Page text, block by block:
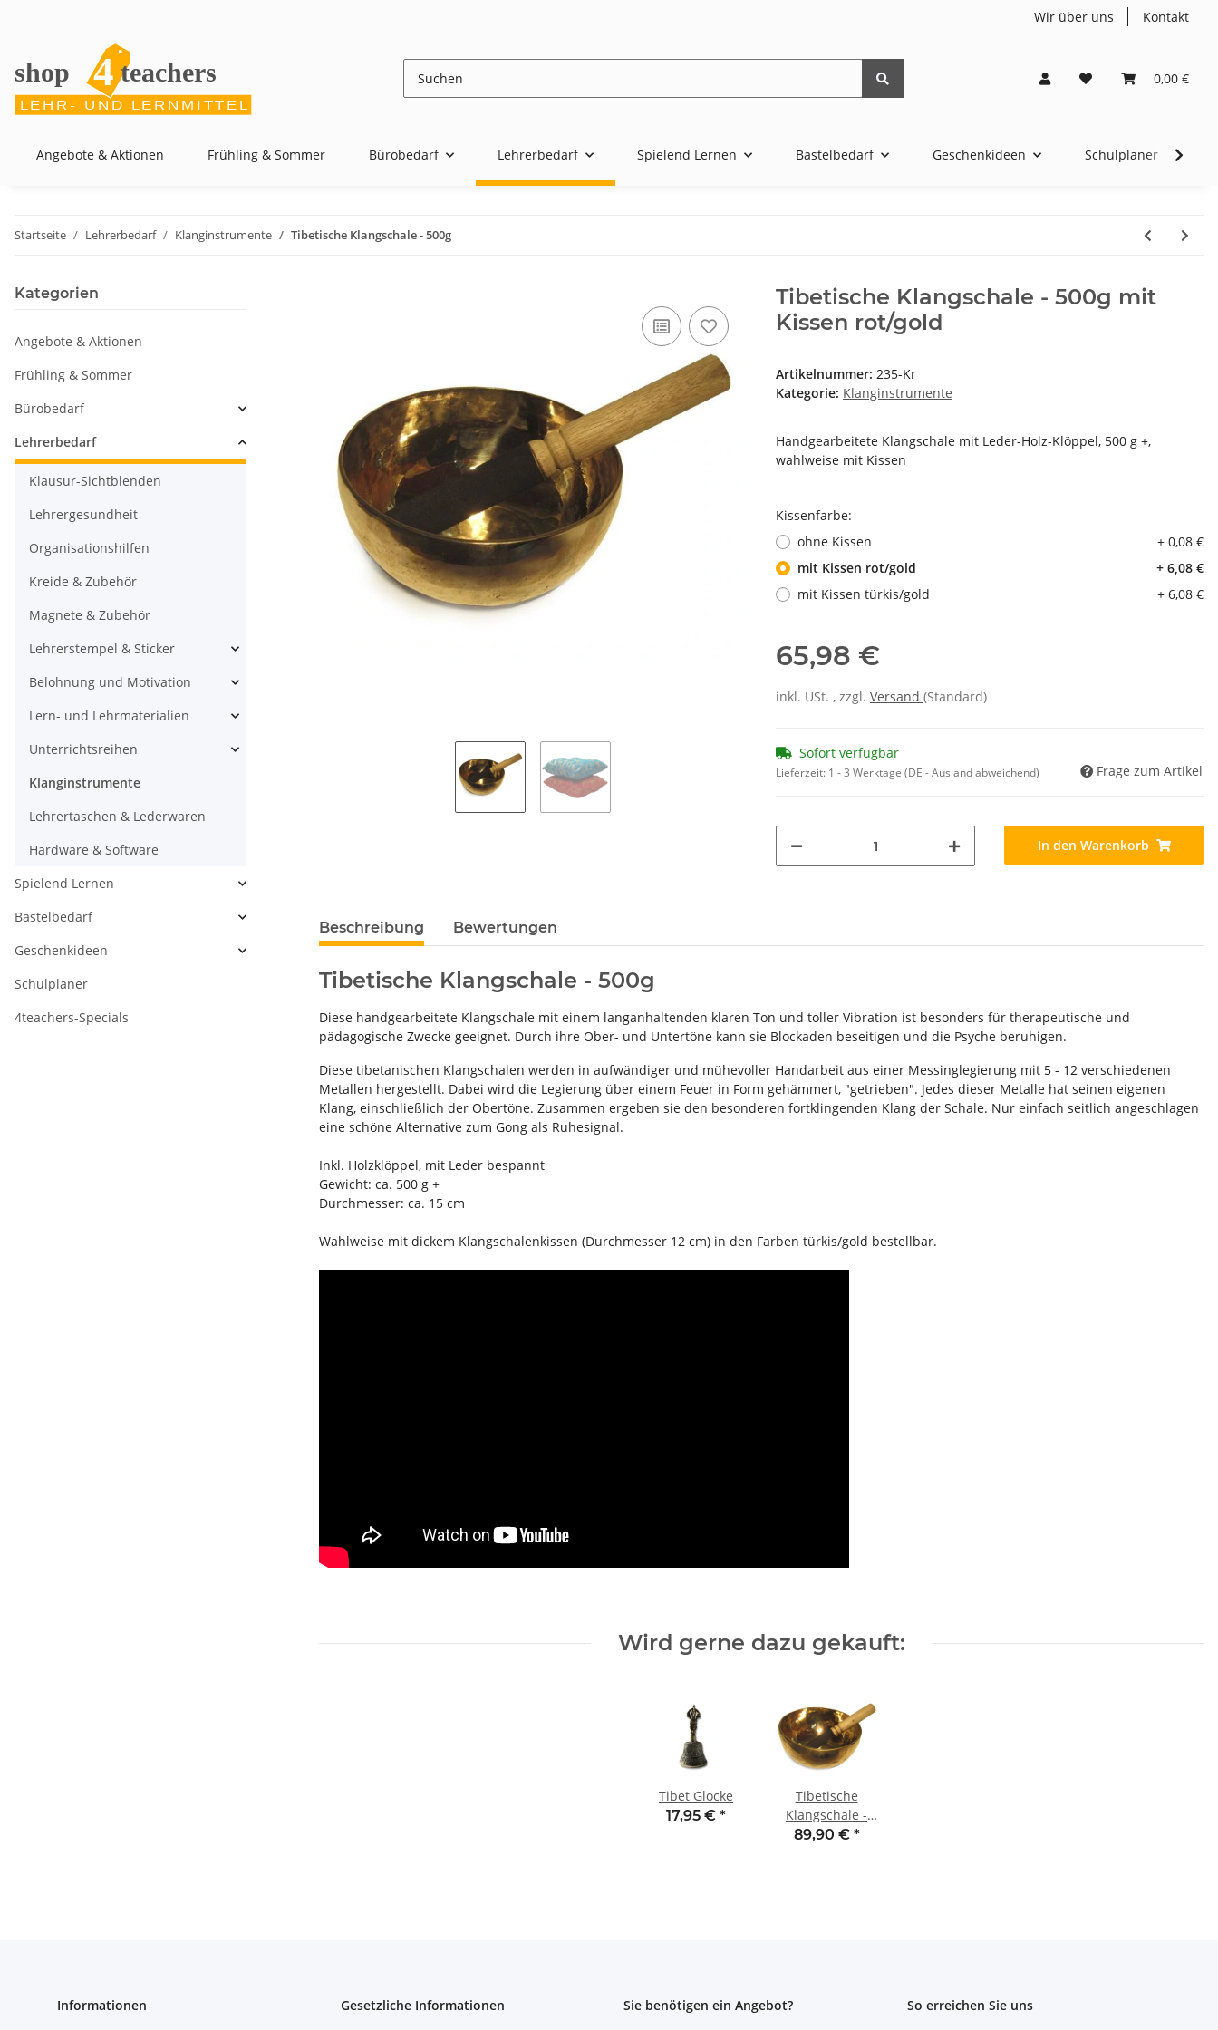
Wir über uns Kontakt
0,00 €
Angebote & Aktionen Frühling & Sommer Bürobedarf Lehrerbedarf Spielend Lernen Bastelbedarf Geschenkideen Schulplaner
Startseite Lehrerbedarf Klanginstrumente Tibetische Klangschale - 500g
Tibetische Klangschale - 500g mit
Kissen rot/gold
Artikelnummer: 235-Kr
Kategorie: Klanginstrumente
Handgearbeitete Klangschale mit Leder-Holz-Klöppel, 500 g +,
wahlweise mit Kissen
Kissenfarbe:
ohne Kissen
+ 0,08 €
mit Kissen rot/gold
+ 6,08 €
mit Kissen türkis/gold
+ 6,08 €
65,98 €
inkl. USt. , zzgl. Versand (Standard)
Sofort verfügbar
Lieferzeit: 1 - 3 Werktage (DE - Ausland abweichend) Frage zum Artikel
In den Warenkorb
Beschreibung Bewertungen
Tibetische Klangschale - 500g
Diese handgearbeitete Klangschale mit einem langanhaltenden klaren Ton und toller Vibration ist besonders für therapeutische und
pädagogische Zwecke geeignet. Durch ihre Ober- und Untertöne kann sie Blockaden beseitigen und die Psyche beruhigen.
Diese tibetanischen Klangschalen werden in aufwändiger und mühevoller Handarbeit aus einer Messinglegierung mit 5 - 12 verschiedenen
Metallen hergestellt. Dabei wird die Legierung über einem Feuer in Form gehämmert, "getrieben". Jedes dieser Metalle hat seinen eigenen
Klang, einschließlich der Obertöne. Zusammen ergeben sie den besonderen fortklingenden Klang der Schale. Nur einfach seitlich angeschlagen
eine schöne Alternative zum Gong als Ruhesignal.
Inkl. Holzklöppel, mit Leder bespannt
Gewicht: ca. 500 g +
Durchmesser: ca. 15 cm
Wahlweise mit dickem Klangschalenkissen (Durchmesser 12 cm) in den Farben türkis/gold bestellbar.
Wird gerne dazu gekauft:
Tibet Glocke
17,95 € *
Tibetische
Klangschale -
1000g
89,90 € *
Kategorien
Angebote & Aktionen
Frühling & Sommer
Bürobedarf
Lehrerbedarf
Klausur-Sichtblenden
Lehrergesundheit
Organisationshilfen
Kreide & Zubehör
Magnete & Zubehör
Lehrerstempel & Sticker
Belohnung und Motivation
Lern- und Lehrmaterialien
Unterrichtsreihen
Klanginstrumente
Lehrertaschen & Lederwaren
Hardware & Software
Spielend Lernen
Bastelbedarf
Geschenkideen
Schulplaner
4teachers-Specials
Informationen Gesetzliche Informationen
Sie benötigen ein Angebot?
So erreichen Sie uns